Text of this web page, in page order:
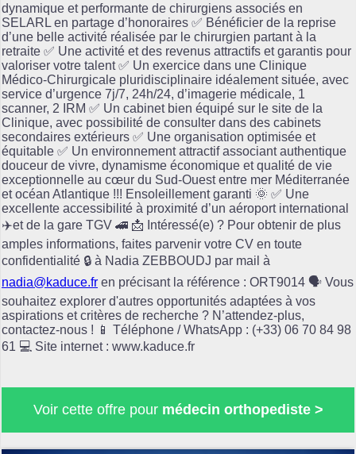
dynamique et performante de chirurgiens associés en
SELARL en partage d’honoraires ✅ Bénéficier de la reprise
d’une belle activité réalisée par le chirurgien partant à la
retraite ✅ Une activité et des revenus attractifs et garantis pour
valoriser votre talent ✅ Un exercice dans une Clinique
Médico-Chirurgicale pluridisciplinaire idéalement située, avec
service d’urgence 7j/7, 24h/24, d’imagerie médicale, 1
scanner, 2 IRM ✅ Un cabinet bien équipé sur le site de la
Clinique, avec possibilité de consulter dans des cabinets
secondaires extérieurs ✅ Une organisation optimisée et
équitable ✅ Un environnement attractif associant authentique
douceur de vivre, dynamisme économique et qualité de vie
exceptionnelle au cœur du Sud-Ouest entre mer Méditerranée
et océan Atlantique !!! Ensoleillement garanti 🌞 ✅ Une
excellente accessibilité à proximité d’un aéroport international
✈️et de la gare TGV 🚄 📩 Intéressé(e) ? Pour obtenir de plus
amples informations, faites parvenir votre CV en toute
confidentialité 🔒 à Nadia ZEBBOUDJ par mail à
nadia@kaduce.fr en précisant la référence : ORT9014 🗣️ Vous
souhaitez explorer d'autres opportunités adaptées à vos
aspirations et critères de recherche ? N’attendez-plus,
contactez-nous ! 📱 Téléphone / WhatsApp : (+33) 06 70 84 98
61 💻 Site internet : www.kaduce.fr
Voir cette offre pour médecin orthopediste >